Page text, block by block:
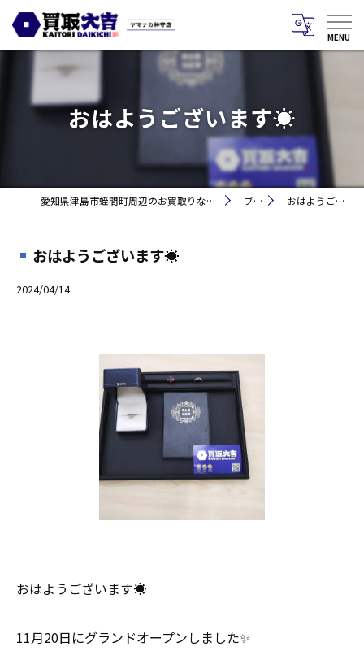
おはようございます☀
愛知県津島市蛭間町周辺のお買取りなら買取大吉 ヤマナカ神守店 ブログ おはようございます☀
おはようございます☀
2024/04/14
おはようございます☀
11月20日にグランドオープンしました✨